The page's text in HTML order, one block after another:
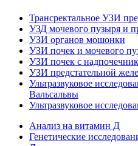
Трансректальное УЗИ
УЗД мочевого пузыря и
УЗИ органов мошонки
УЗИ почек и мочевого
УЗИ почек с
УЗИ предстательной
Ультразвуковое
Вальсальвы
Ультразвуковое
Анализ на витамин Д
Генетические